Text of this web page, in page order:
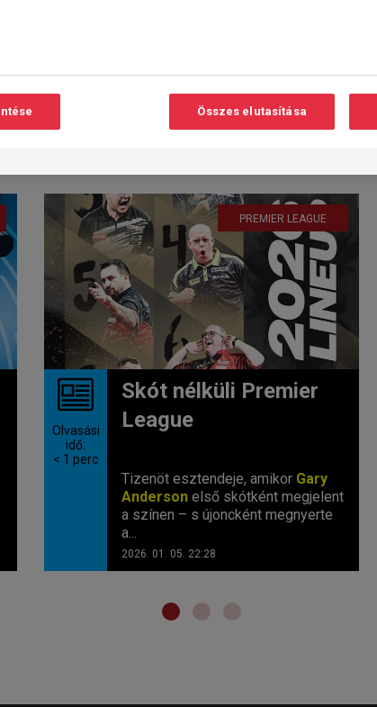
Tizennégy eddigi bajnok szállt
versenybe az idei UK Openen.
Hatan különféle okok –
visszavonulás, kvalifikáció...
PREMIER LEAGUE
Olvasási
idő:
< 1 perc
Skót nélküli Premier
League
Tizenöt esztendeje, amikor Gary
Anderson első skótként megjelent
a színen – s újoncként megnyerte
a...
2026. 01. 05. 22:28
Összes elutasítása